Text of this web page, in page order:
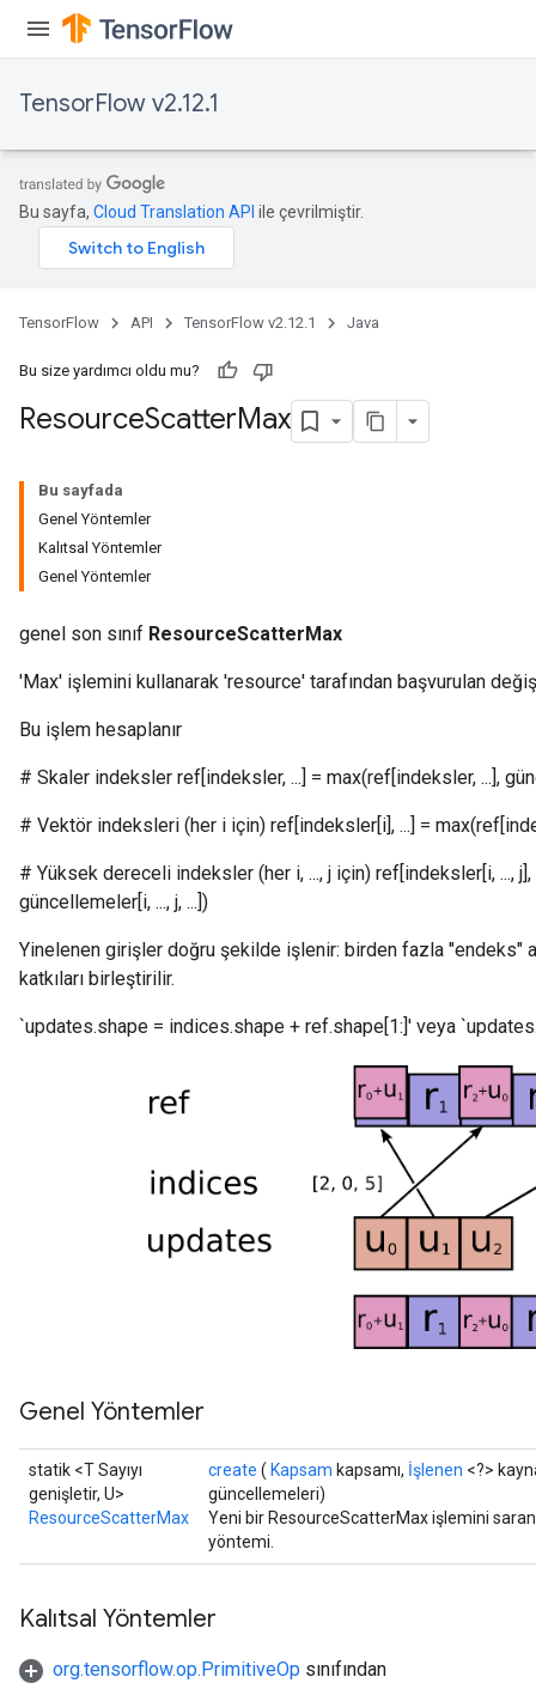
TensorFlow v2.12.1
Bu sayfa, Cloud Translation API ile çevrilmiştir.
TensorFlow API TensorFlow v2.12.1 Java
Bu size yardımcı oldu mu?
ResourceScatterMax
Bu sayfada
Genel Yöntemler
Kalıtsal Yöntemler
Genel Yöntemler
genel son sınıf ResourceScatterMax
'Max' işlemini kullanarak 'resource' tarafından başvurulan
Bu işlem hesaplanır
# Skaler indeksler ref[indeksler, ...] = max(ref[indeksler, ...],
# Vektör indeksleri (her i için) ref[indeksler[i], ...] =
# Yüksek dereceli indeksler (her i, ..., j için) ref[indeksler[i, ..., j],
güncellemeler[i, ..., j, ...])
Yinelenen girişler doğru şekilde işlenir: birden fazla "endeks"
katkıları birleştirilir.
`updates.shape = indices.shape + ref.shape[1:]' veya
Genel Yöntemler
statik <T Sayıyı
genişletir, U>
ResourceScatterMax
create ( Kapsam kapsamı, İşlenen <?>
güncellemeleri)
Yeni bir ResourceScatterMax işlemini
yöntemi.
Kalıtsal Yöntemler
org.tensorflow.op.PrimitiveOp sınıfından